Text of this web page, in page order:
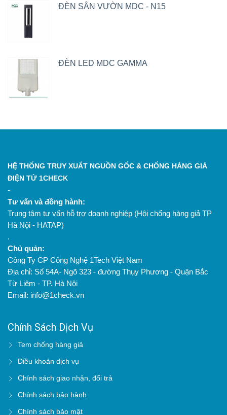
ĐÈN SÂN VƯỜN MDC - N15
ĐÈN LED MDC GAMMA
HỆ THỐNG TRUY XUẤT NGUỒN GỐC & CHỐNG HÀNG GIẢ
ĐIỆN TỬ 1CHECK
-
Tư vấn và đồng hành:
Trung tâm tư vấn hỗ trợ doanh nghiệp (Hội chống hàng giả TP
Hà Nội - HATAP)
.
Chủ quản:
Công Ty CP Công Nghệ 1Tech Việt Nam
Địa chỉ: Số 54A- Ngõ 323 - đường Thụy Phương - Quận Bắc
Từ Liêm - TP. Hà Nội
Email: info@1check.vn
Chính Sách Dịch Vụ
Tem chống hàng giả
Điều khoản dịch vụ
Chính sách giao nhận, đổi trả
Chính sách bảo hành
Chính sách bảo mật